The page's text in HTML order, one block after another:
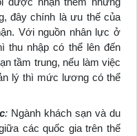
đây chính là ưu thế của
Với nguồn nhân lực ở
thu nhập có thể lên đến
tầm trung, nếu làm việc
lý thì mức lương có thể
: Ngành khách sạn và du
các quốc gia trên thế